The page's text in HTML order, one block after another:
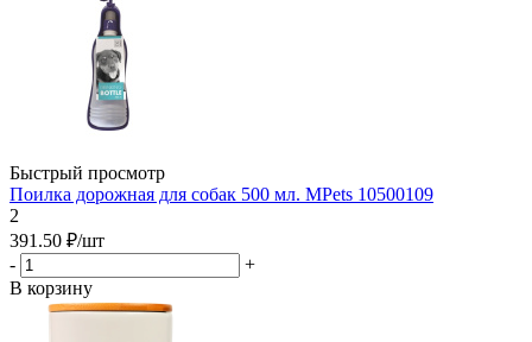
Быстрый просмотр
Поилка дорожная для собак 500 мл. MPets 10500109
2
391.50 ₽/шт
-
+
В корзину